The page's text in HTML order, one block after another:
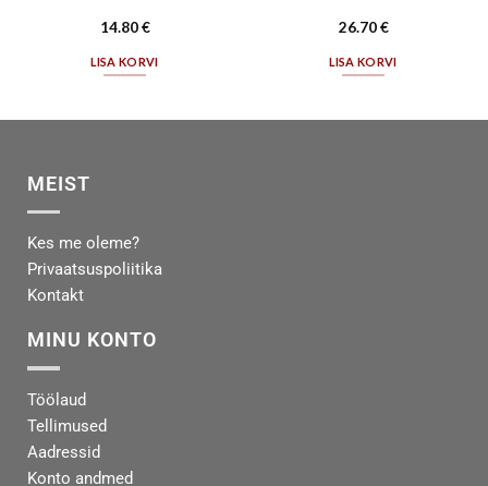
14.80€
LISA KORVI
26.70€
LISA KORVI
MEIST
Kes me oleme?
Privaatsuspoliitika
Kontakt
MINU KONTO
Töölaud
Tellimused
Aadressid
Konto andmed